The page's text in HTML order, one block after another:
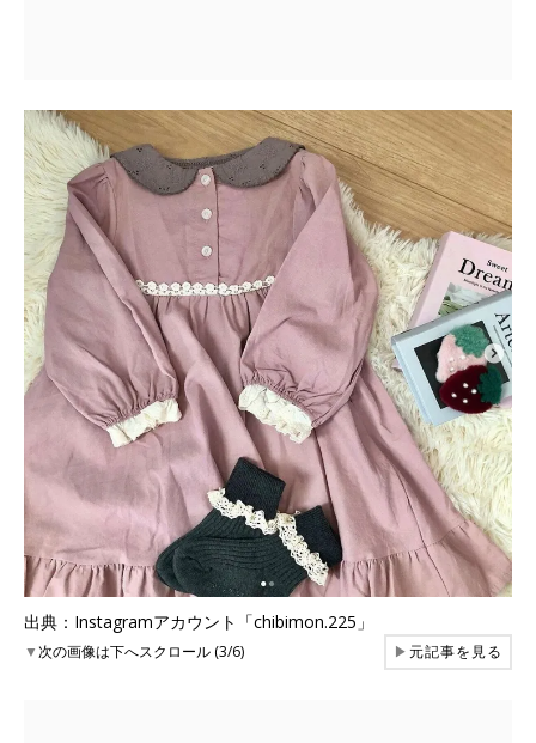
出典：Instagramアカウント「chibimon.225」
▼次の画像は下へスクロール (3/6) ▶元記事を見る